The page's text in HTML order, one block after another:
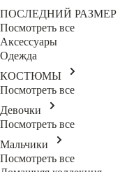
ПОСЛЕДНИЙ РАЗМЕР
Посмотреть все
Аксессуары
Одежда
КОСТЮМЫ
Посмотреть все
Девочки
Посмотреть все
Мальчики
Посмотреть все